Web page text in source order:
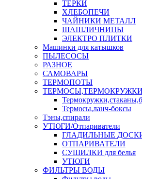
ТЕРКИ
ХЛЕБОПЕЧИ
ЧАЙНИКИ МЕТАЛЛ
ШАШЛИЧНИЦЫ
ЭЛЕКТРО ПЛИТКИ
Машинки для катышков
ПЫЛЕСОСЫ
РАЗНОЕ
САМОВАРЫ
ТЕРМОПОТЫ
ТЕРМОСЫ,ТЕРМОКРУЖКИ
Термосы,ланч-боксы
Тэны,спирали
УТЮГИ/Отпариватели
ГЛАДИЛЬНЫЕ
ОТПАРИВАТЕЛИ
СУШИЛКИ для белья
УТЮГИ
ФИЛЬТРЫ ВОДЫ